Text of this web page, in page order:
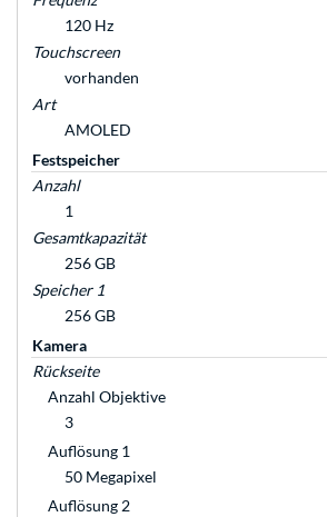
120 Hz
Touchscreen
vorhanden
Art
AMOLED
Festspeicher
Anzahl
1
Gesamtkapazität
256 GB
Speicher 1
256 GB
Kamera
Rückseite
Anzahl Objektive
3
Auflösung 1
50 Megapixel
Auflösung 2